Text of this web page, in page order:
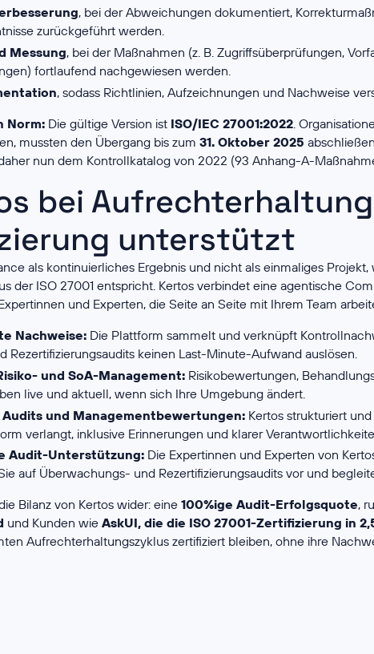
, bei der Abweichungen dokumentiert,
zurückgeführt werden.
Messung, bei der Maßnahmen (z. B. Zugriffsüberprüfungen,
fortlaufend nachgewiesen werden.
, sodass Richtlinien, Aufzeichnungen und Nachweise
Norm: Die gültige Version ist ISO/IEC 27001:2022.
mussten den Übergang bis zum 31. Oktober 2025
nun dem Kontrollkatalog von 2022 (93 Anhang-A-
bei
unterstützt
als kontinuierliches Ergebnis und nicht als einmaliges Projekt,
der ISO 27001 entspricht. Kertos verbindet eine agentische
und Experten, die Seite an Seite mit Ihrem Team
Nachweise:Die Plattform sammelt und verknüpft
Rezertifizierungsaudits keinen Last-Minute-Aufwand auslösen.
und SoA-Management:Risikobewertungen,
live und aktuell, wenn sich Ihre Umgebung ändert.
und Managementbewertungen:Kertos strukturiert
verlangt, inklusive Erinnerungen und klarer
Audit-Unterstützung:Die Expertinnen und Experten von
auf Überwachungs- und Rezertifizierungsaudits vor und
Bilanz von Kertos wider: eine 100%ige Audit-Erfolgsquote,
und Kunden wie AskUI, die die ISO 27001-Zertifizierung in
Aufrechterhaltungszyklus zertifiziert bleiben, ohne ihre